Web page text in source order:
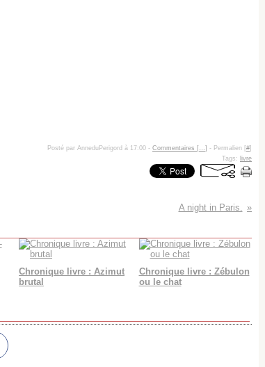
Posté par AnneduPerigord à 17:00 - Commentaires […] - Permalien [ #]
Tags: livre
A night in Paris.
Chronique livre : Azimut
brutal
Chronique livre : Zébulon
ou le chat